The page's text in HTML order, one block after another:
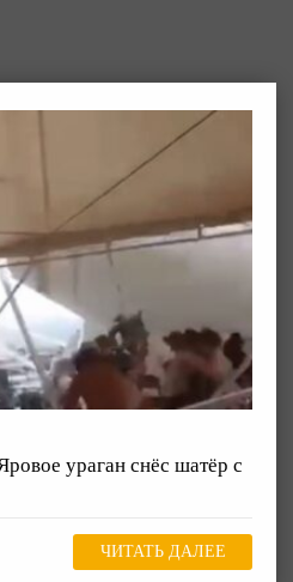
ураган снёс шатёр с
ЧИТАТЬ ДАЛЕЕ